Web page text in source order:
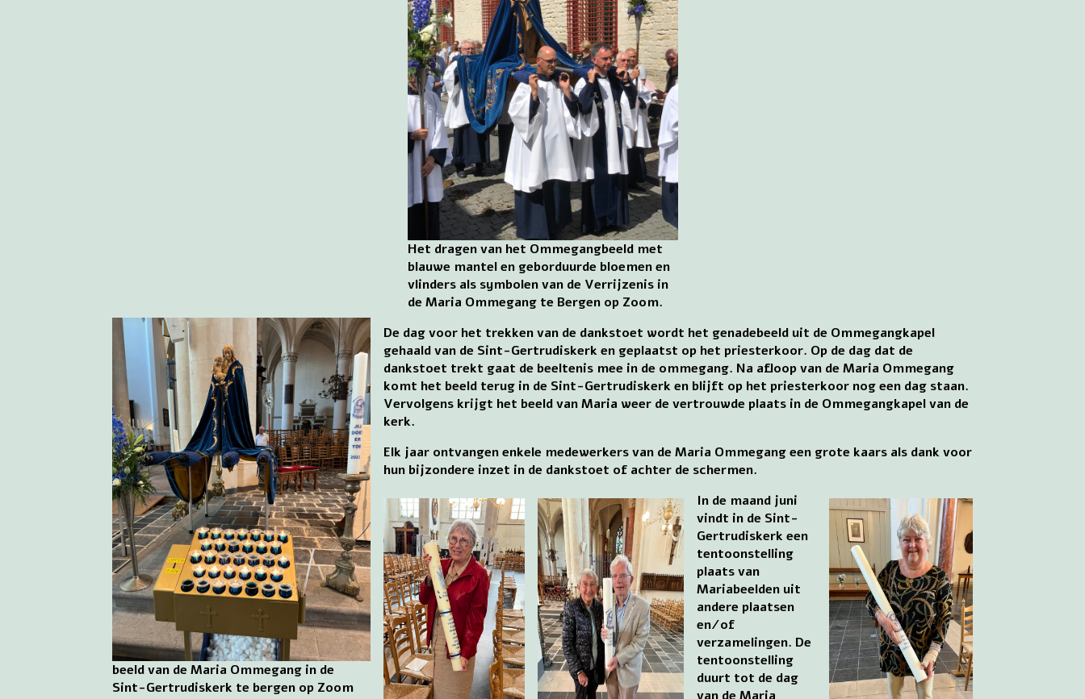
Het dragen van het Ommegangbeeld met
blauwe mantel en geborduurde bloemen en
vlinders als symbolen van de Verrijzenis in
de Maria Ommegang te Bergen op Zoom.
beeld van de Maria Ommegang in de
Sint-Gertrudiskerk te bergen op Zoom
De dag voor het trekken van de dankstoet wordt het genadebeeld uit de Ommegangkapel
gehaald van de Sint-Gertrudiskerk en geplaatst op het priesterkoor. Op de dag dat de
dankstoet trekt gaat de beeltenis mee in de ommegang. Na afloop van de Maria Ommegang
komt het beeld terug in de Sint-Gertrudiskerk en blijft op het priesterkoor nog een dag staan.
Vervolgens krijgt het beeld van Maria weer de vertrouwde plaats in de Ommegangkapel van de
kerk.
Elk jaar ontvangen enkele medewerkers van de Maria Ommegang een grote kaars als dank voor
hun bijzondere inzet in de dankstoet of achter de schermen.
In de maand juni
vindt in de Sint-
Gertrudiskerk een
tentoonstelling
plaats van
Mariabeelden uit
andere plaatsen
en/of
verzamelingen. De
tentoonstelling
duurt tot de dag